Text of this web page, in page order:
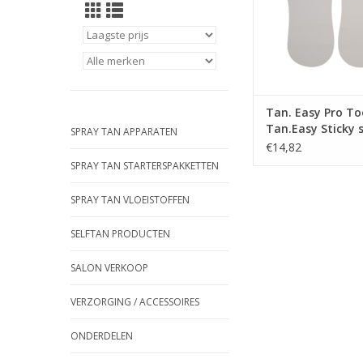
SPRAY TAN APPARATEN
SPRAY TAN STARTERSPAKKETTEN
SPRAY TAN VLOEISTOFFEN
SELFTAN PRODUCTEN
SALON VERKOOP
VERZORGING / ACCESSOIRES
ONDERDELEN
voetzolen tijdens de
behandeling.
One size fits all/
TOEVOEGEN AAN
Tan. Easy Pro
Tan.Easy Sticky
25 paar karton
€14,82